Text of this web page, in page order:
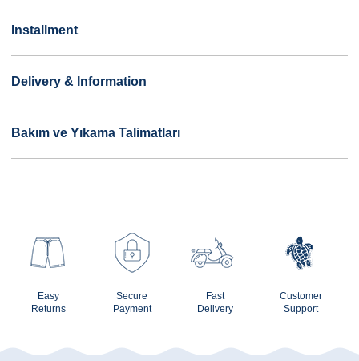
Installment
Delivery & Information
Bakım ve Yıkama Talimatları
Easy
Returns
Secure
Payment
Fast
Delivery
Customer
Support